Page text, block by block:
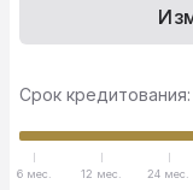
Срок кредитования:
6 мес. 12 мес. 24 мес.